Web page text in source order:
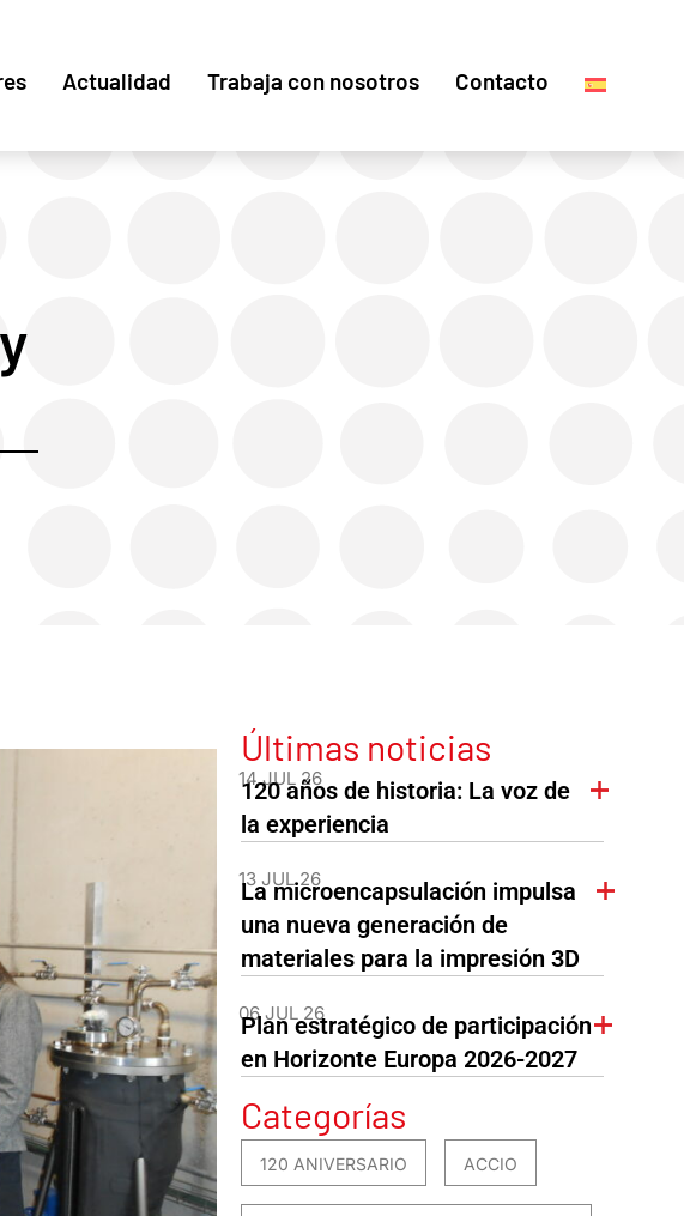
Actualidad Trabaja con nosotros Contacto
Últimas noticias
14 JUL 26
120 años de historia: La voz de
la experiencia
13 JUL 26
La microencapsulación impulsa
una nueva generación de
materiales para la impresión 3D
06 JUL 26
Plan estratégico de participación
en Horizonte Europa 2026-2027
Categorías
120 ANIVERSARIO ACCIO